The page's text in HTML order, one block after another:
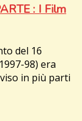
: I Film
del 16
98) era
in più parti